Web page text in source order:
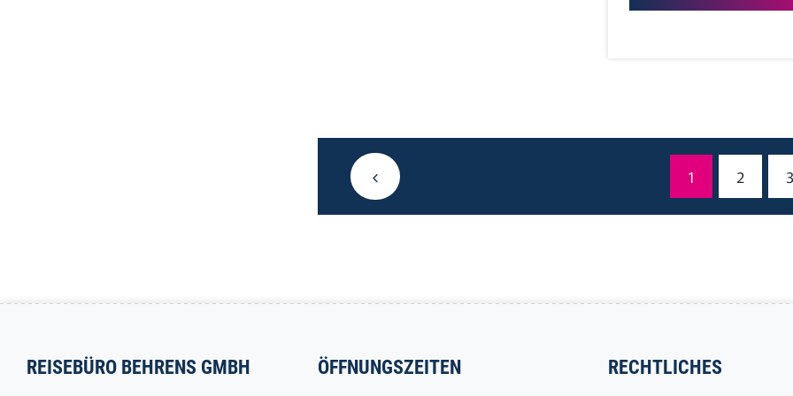
1 2 3
REISEBÜRO BEHRENS GMBH ÖFFNUNGSZEITEN RECHTLICHES